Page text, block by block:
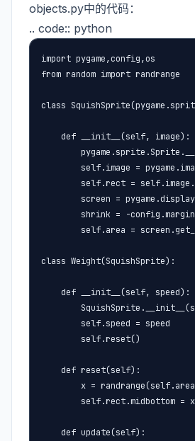
objects.py中的代码：
.. code:: python
import pygame,config,os
from random import randrange
class
    def __init__(self, image):
self.image =
self.rect =
screen =
shrink = -
self.area =
class Weight(SquishSprite):
    def __init__(self, speed):
        self.speed = speed
        self.reset()
    def reset(self):
x =
self.rect.midbottom =
    def update(self):